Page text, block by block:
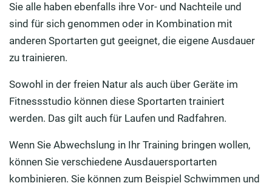
Sie alle haben ebenfalls ihre Vor- und Nachteile und
sind für sich genommen oder in Kombination mit
anderen Sportarten gut geeignet, die eigene Ausdauer
zu trainieren.
Sowohl in der freien Natur als auch über Geräte im
Fitnessstudio können diese Sportarten trainiert
werden. Das gilt auch für Laufen und Radfahren.
Wenn Sie Abwechslung in Ihr Training bringen wollen,
können Sie verschiedene Ausdauersportarten
kombinieren. Sie können zum Beispiel Schwimmen und